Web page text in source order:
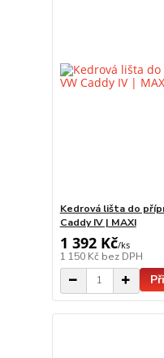
Kedrová lišta do
Caddy IV | MAXI
1 392 Kč/ks
1 150 Kč bez DPH